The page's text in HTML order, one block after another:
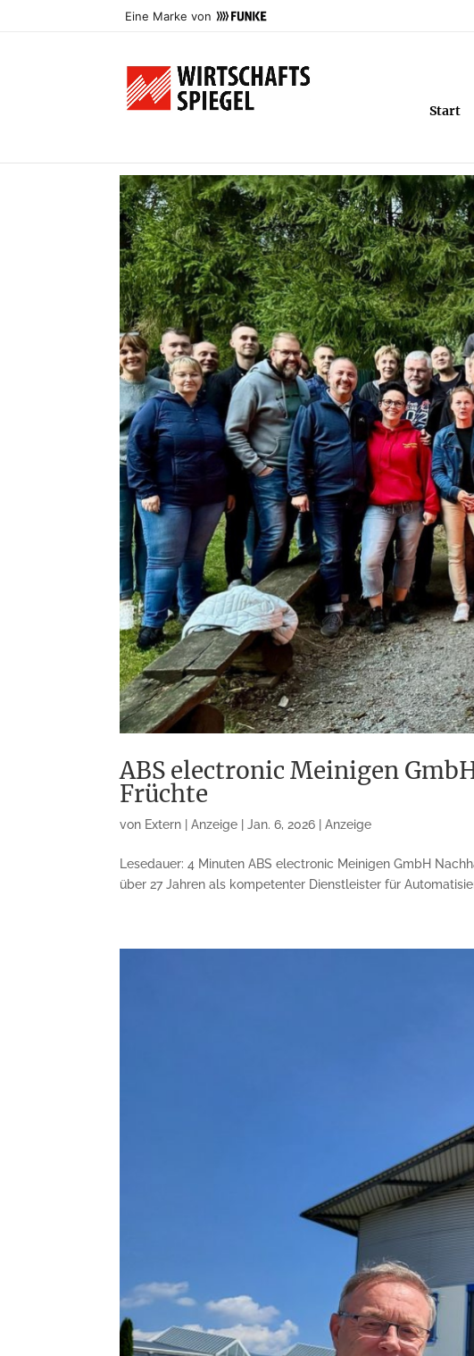
Eine Marke von
Start
ABS electronic Meinigen
Früchte
von Extern | Anzeige |Jan. 6, 2026 |Anzeige
Lesedauer: 4 Minuten ABS electronic Meinigen GmbH
über 27 Jahren als kompetenter Dienstleister für